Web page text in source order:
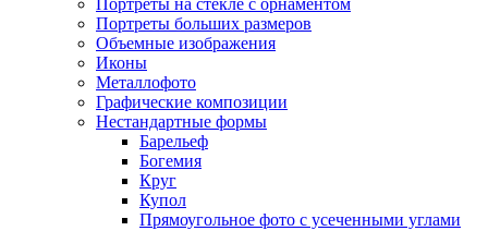
Портреты на стекле с орнаментом
Портреты больших размеров
Объемные изображения
Иконы
Металлофото
Графические композиции
Нестандартные формы
Барельеф
Богемия
Круг
Купол
Прямоугольное фото с усеченными углами